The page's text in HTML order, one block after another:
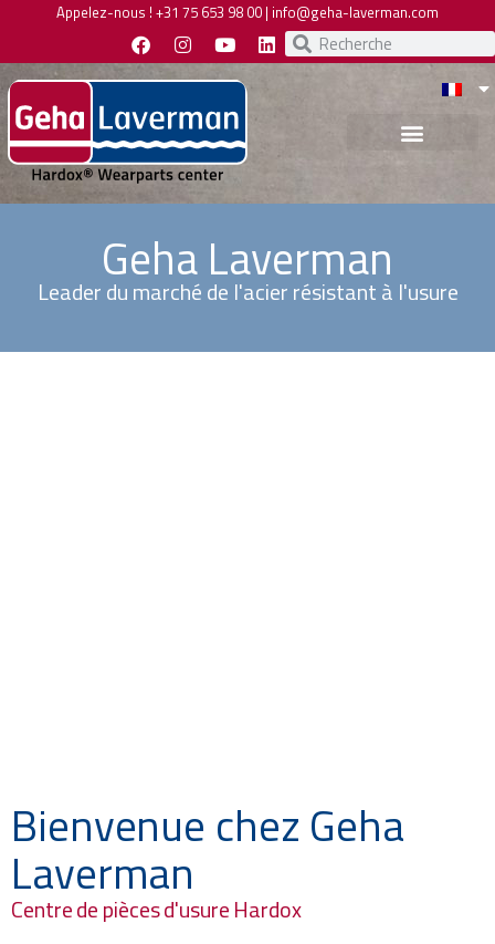
Appelez-nous ! +31 75 653 98 00 | info@geha-laverman.com
Geha Laverman
Leader du marché de l'acier résistant à l'usure
Bienvenue chez Geha
Laverman
Centre de pièces d'usure Hardox